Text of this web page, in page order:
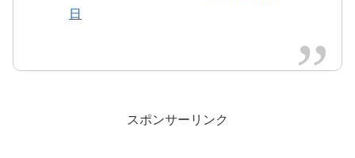
#BABYMETAL#巨大キツネ祭り
日
スポンサーリンク